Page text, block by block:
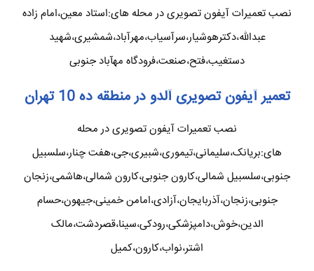
نصب تعمیرات آیفون تصویری در محله های:استاد معین،امام زاده
عبدالله،دکترهوشیار،سرآسیاب،مهرآباد،شمشیری،شهید
دستغیب،فتح،صنعت،فرودگاه مهآباد جنوبی
تعمیر آیفون تصویری آلدو در منطقه ده 10 تهران
نصب تعمیرات آیفون تصویری در محله
های:بریانک،سلیمانی،تیموری،شبیری،جی،هفت چنار،سلسبیل
جنوبی،سلسبیل شمالی،کارون جنوبی،کارون شمالی،هاشمی،زنجان
جنوبی،زنجان،آذربایجان،آزادی،امامن خمینی،جیهون،حسام
الدین،خوش،دامپزشکی،رودکی،سینا،قصردشت،مالک
اشتر،نواب،کارون،کمیل